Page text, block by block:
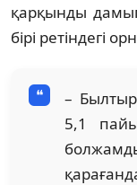
қарқынды
бірі ретіндегі
– Былтыр
5,1